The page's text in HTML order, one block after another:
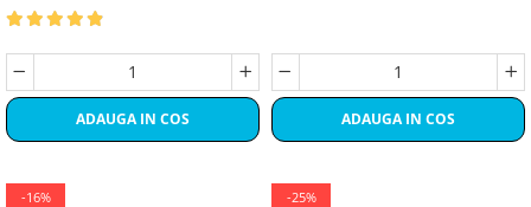
ADAUGA IN COS ADAUGA IN COS
-16% -25%